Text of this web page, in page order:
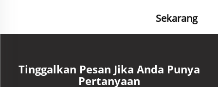
Sekarang
Tinggalkan Pesan Jika Anda Punya
Pertanyaan